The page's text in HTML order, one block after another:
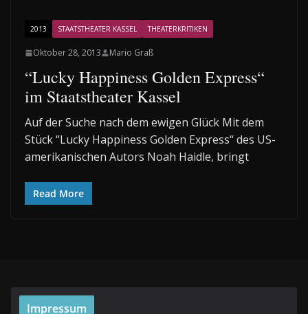
2013 STAATSTHEATER KASSEL THEATERKRITIKEN
Oktober 28, 2013 Mario Graß
“Lucky Happiness Golden Express“
im Staatstheater Kassel
Auf der Suche nach dem ewigen Glück Mit dem
Stück “Lucky Happiness Golden Express“ des US-
amerikanischen Autors Noah Haidle, bringt
Read More
Impressum